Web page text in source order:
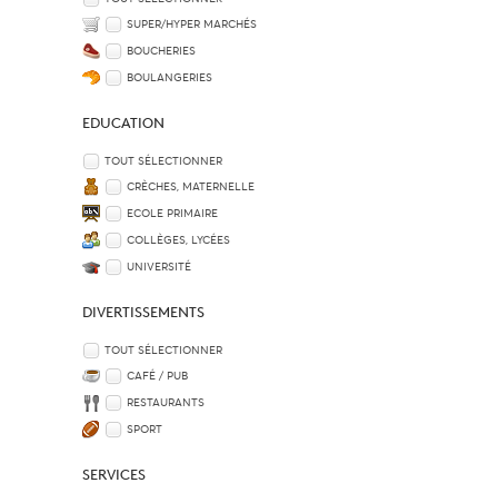
SUPER/HYPER MARCHÉS
BOUCHERIES
BOULANGERIES
EDUCATION
TOUT SÉLECTIONNER
CRÈCHES, MATERNELLE
ECOLE PRIMAIRE
COLLÈGES, LYCÉES
UNIVERSITÉ
DIVERTISSEMENTS
TOUT SÉLECTIONNER
CAFÉ / PUB
RESTAURANTS
SPORT
SERVICES